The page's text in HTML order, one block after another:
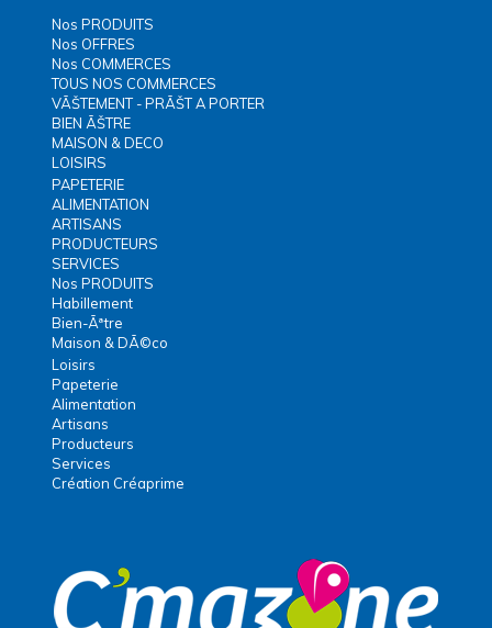
Nos PRODUITS
Nos OFFRES
Nos COMMERCES
TOUS NOS COMMERCES
VÃŠTEMENT - PRÃŠT A PORTER
BIEN ÃŠTRE
MAISON & DECO
LOISIRS
PAPETERIE
ALIMENTATION
ARTISANS
PRODUCTEURS
SERVICES
Nos PRODUITS
Habillement
Bien-Ãªtre
Maison & DÃ©co
Loisirs
Papeterie
Alimentation
Artisans
Producteurs
Services
Création Créaprime